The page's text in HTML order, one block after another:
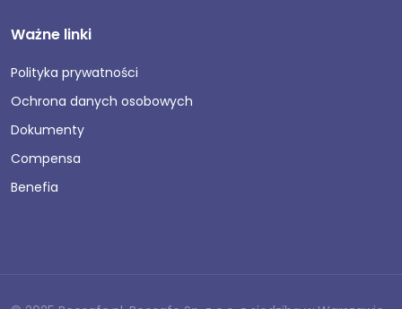
Ważne linki
Polityka prywatności
Ochrona danych osobowych
Dokumenty
Compensa
Benefia